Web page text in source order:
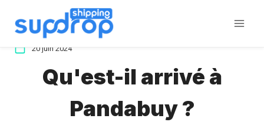
20 juin 2024
Qu'est-il arrivé à
Pandabuy ?